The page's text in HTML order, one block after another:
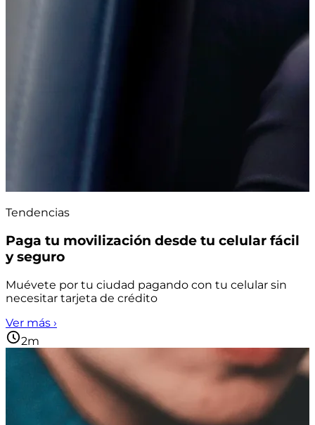
Tendencias
Paga tu movilización desde tu celular fácil
y seguro
Muévete por tu ciudad pagando con tu celular sin
necesitar tarjeta de crédito
Ver más ›
2m